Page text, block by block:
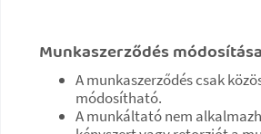
Munkaszerződés módosítása
A munkaszerződés csak
módosítható.
A munkáltató nem